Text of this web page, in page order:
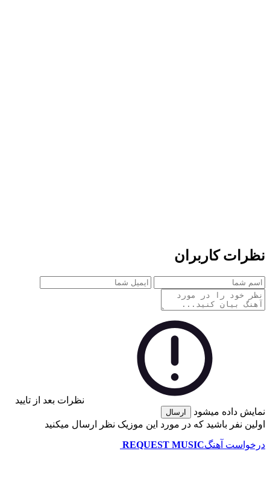
نظرات کاربران
نظرات بعد از تایید
نمایش داده میشود
ارسال
اولین نفر باشید که در مورد این موزیک نظر ارسال میکنید
درخواست آهنگREQUEST MUSIC